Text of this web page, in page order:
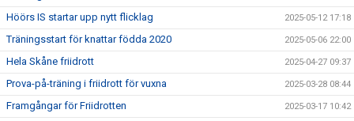
Höörs IS startar upp nytt flicklag 2025-05-12 17:18
Träningsstart för knattar födda 2020 2025-05-06 22:00
Hela Skåne friidrott 2025-04-27 09:37
Prova-på-träning i friidrott för vuxna 2025-03-28 08:44
Framgångar för Friidrotten 2025-03-17 10:42